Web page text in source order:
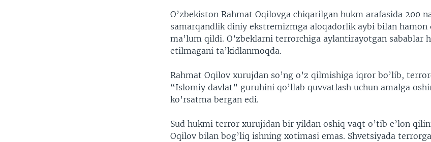
O’zbekiston Rahmat Oqilovga chiqarilgan hukm arafasida 200
samarqandlik diniy ekstremizmga aloqadorlik aybi bilan
ma’lum qildi. O’zbeklarni terrorchiga aylantirayotgan sabablar
etilmagani ta’kidlanmoqda.
Rahmat Oqilov xurujdan so’ng o’z qilmishiga iqror bo’lib,
“Islomiy davlat” guruhini qo’llab quvvatlash uchun amalga
ko’rsatma bergan edi.
Sud hukmi terror xurujidan bir yildan oshiq vaqt o’tib e’lon
Oqilov bilan bog’liq ishning xotimasi emas. Shvetsiyada